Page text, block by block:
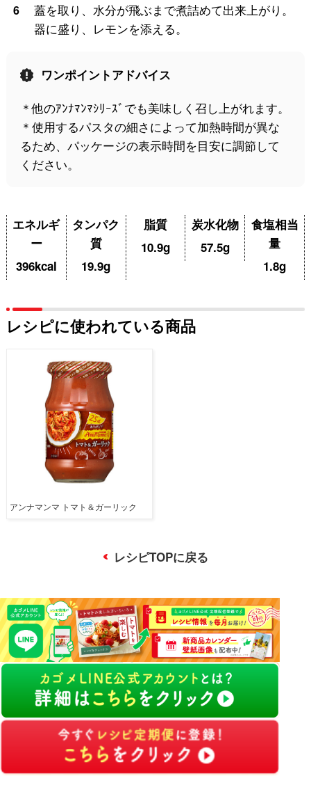
6
蓋を取り、水分が飛ぶまで煮詰めて出来上がり。
器に盛り、レモンを添える。
ワンポイントアドバイス
＊他のｱﾝﾅﾏﾝﾏｼﾘｰｽﾞでも美味しく召し上がれます。
＊使用するパスタの細さによって加熱時間が異な
るため、パッケージの表示時間を目安に調節して
ください。
エネルギ
ー
396kcal
タンパク
質
19.9g
脂質
10.9g
炭水化物
57.5g
食塩相当
量
1.8g
レシピに使われている商品
アンナマンマ トマト＆ガーリック
レシピTOPに戻る